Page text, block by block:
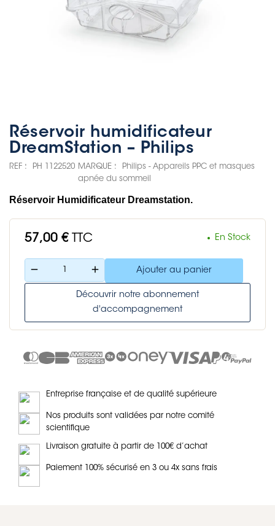
Réservoir humidificateur
DreamStation – Philips
REF : PH 1122520 MARQUE :
Philips - Appareils PPC et masques
apnée du sommeil
Réservoir Humidificateur Dreamstation.
57,00 € TTC En Stock
remove add Ajouter au panier
Découvrir notre abonnement
d'accompagnement
Entreprise française et de qualité supérieure
Nos produits sont validées par notre comité
scientifique
Livraison gratuite à partir de 100€ d’achat
Paiement 100% sécurisé en 3 ou 4x sans frais